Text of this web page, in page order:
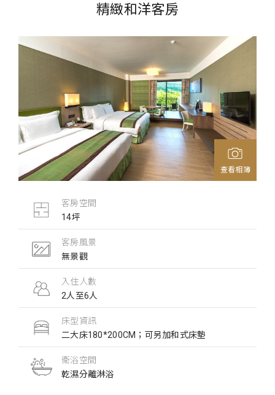
精緻和洋客房
查看相簿
客房空間
14坪
客房風景
無景觀
入住人數
2人至6人
床型資訊
二大床180*200CM；可另加和式床墊
衛浴空間
乾濕分離淋浴